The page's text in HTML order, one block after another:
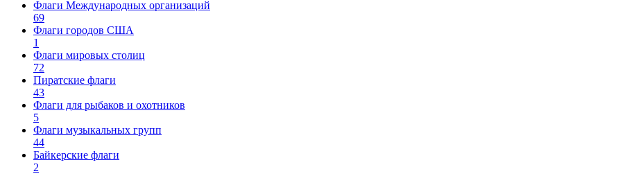
Флаги Международных организаций
69
Флаги городов США
1
Флаги мировых столиц
72
Пиратские флаги
43
Флаги для рыбаков и охотников
5
Флаги музыкальных групп
44
Байкерские флаги
2